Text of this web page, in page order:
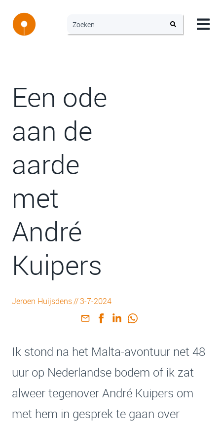
Een ode
aan de
aarde
met
André
Kuipers
Jeroen Huijsdens//3-7-2024
Ik stond na het Malta-avontuur net 48
uur op Nederlandse bodem of ik zat
alweer tegenover André Kuipers om
met hem in gesprek te gaan over